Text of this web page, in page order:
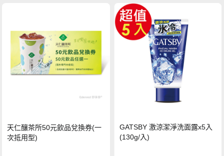
天仁釀茶所50元飲品兌換券(一
次抵用型)
GATSBY 激涼潔淨洗面露x5入
(130g/入)